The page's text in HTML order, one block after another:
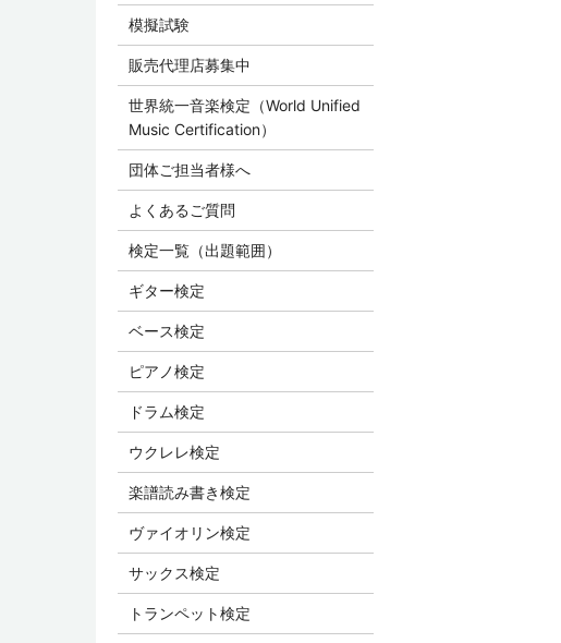
模擬試験
販売代理店募集中
世界統一音楽検定（World Unified
Music Certification）
団体ご担当者様へ
よくあるご質問
検定一覧（出題範囲）
ギター検定
ベース検定
ピアノ検定
ドラム検定
ウクレレ検定
楽譜読み書き検定
ヴァイオリン検定
サックス検定
トランペット検定